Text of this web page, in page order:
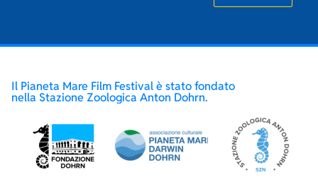
Il Pianeta Mare Film Festival è stato fondato
nella Stazione Zoologica Anton Dohrn.